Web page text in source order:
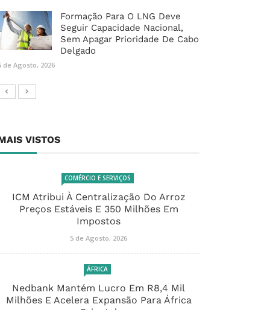
Formação Para O LNG Deve
Seguir Capacidade Nacional,
Sem Apagar Prioridade De Cabo
Delgado
de Agosto, 2026
VISTOS
COMÉRCIO E SERVIÇOS
ICM Atribui À Centralização Do Arroz
Preços Estáveis E 350 Milhões Em
Impostos
5 de Agosto, 2026
ÁFRICA
Nedbank Mantém Lucro Em R8,4 Mil
Milhões E Acelera Expansão Para África